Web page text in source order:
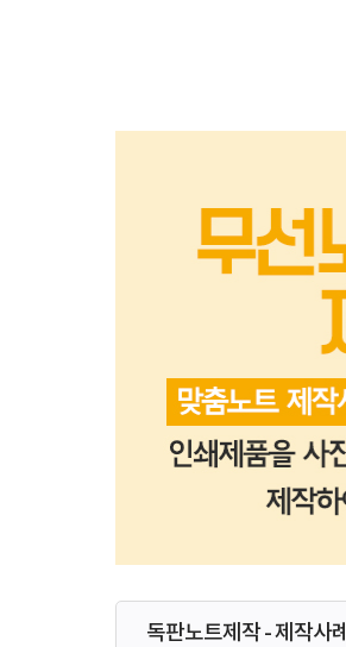
독판노트제작 - 제작사례